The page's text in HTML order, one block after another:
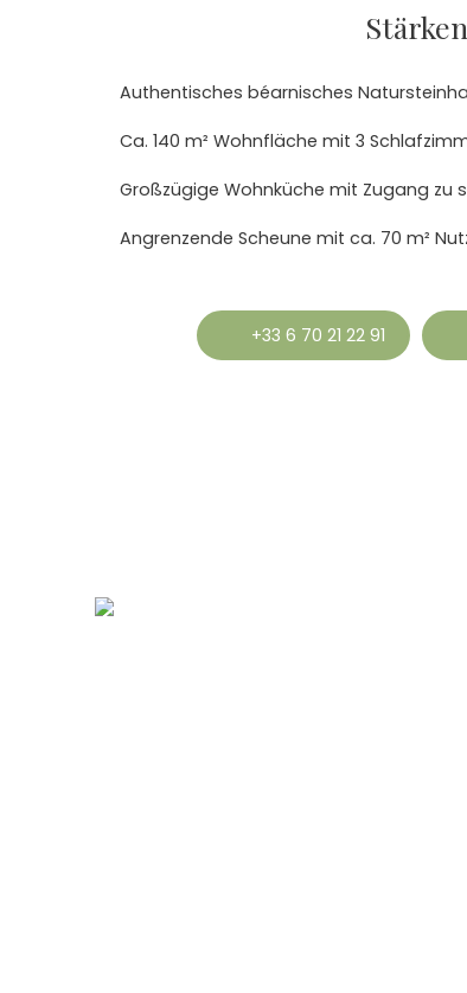
Stärken
Authentisches béarnisches
Ca. 140 m² Wohnfläche mit 3
Großzügige Wohnküche mit Zugang zu
+33 6 70 21 22 91